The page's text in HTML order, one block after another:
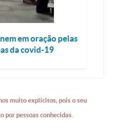
em oração pelas
da covid-19
muito explícitos, pois o seu
por pessoas conhecidas.